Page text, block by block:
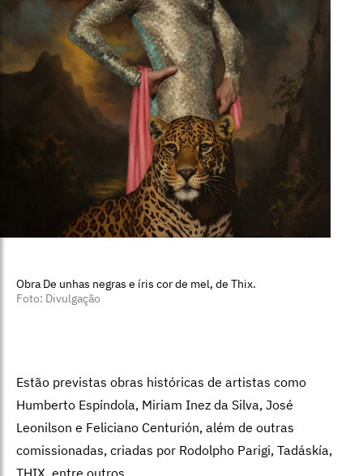
Obra De unhas negras e íris cor de mel, de Thix.
Foto: Divulgação
Estão previstas obras históricas de artistas como
Humberto Espíndola, Miriam Inez da Silva, José
Leonilson e Feliciano Centurión, além de outras
comissionadas, criadas por Rodolpho Parigi, Tadáskía,
THIX, entre outros.